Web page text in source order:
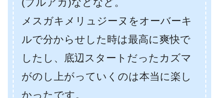
メスガキメリュジーヌをオーバーキ
ルで分からせした時は最高に爽快で
したし、 底辺スタートだったカズマ
がのし上がっていくのは本当に楽し
かったです。